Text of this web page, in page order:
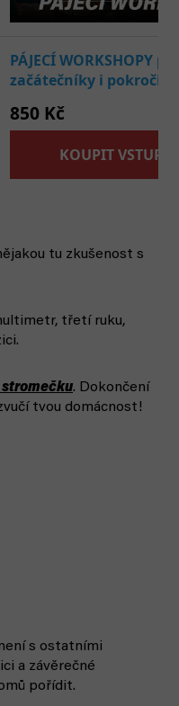
tu zkušenost s
třetí ruku,
stromečku. Dokončení
tvou domácnost!
s ostatními
a závěrečné
pořídit.